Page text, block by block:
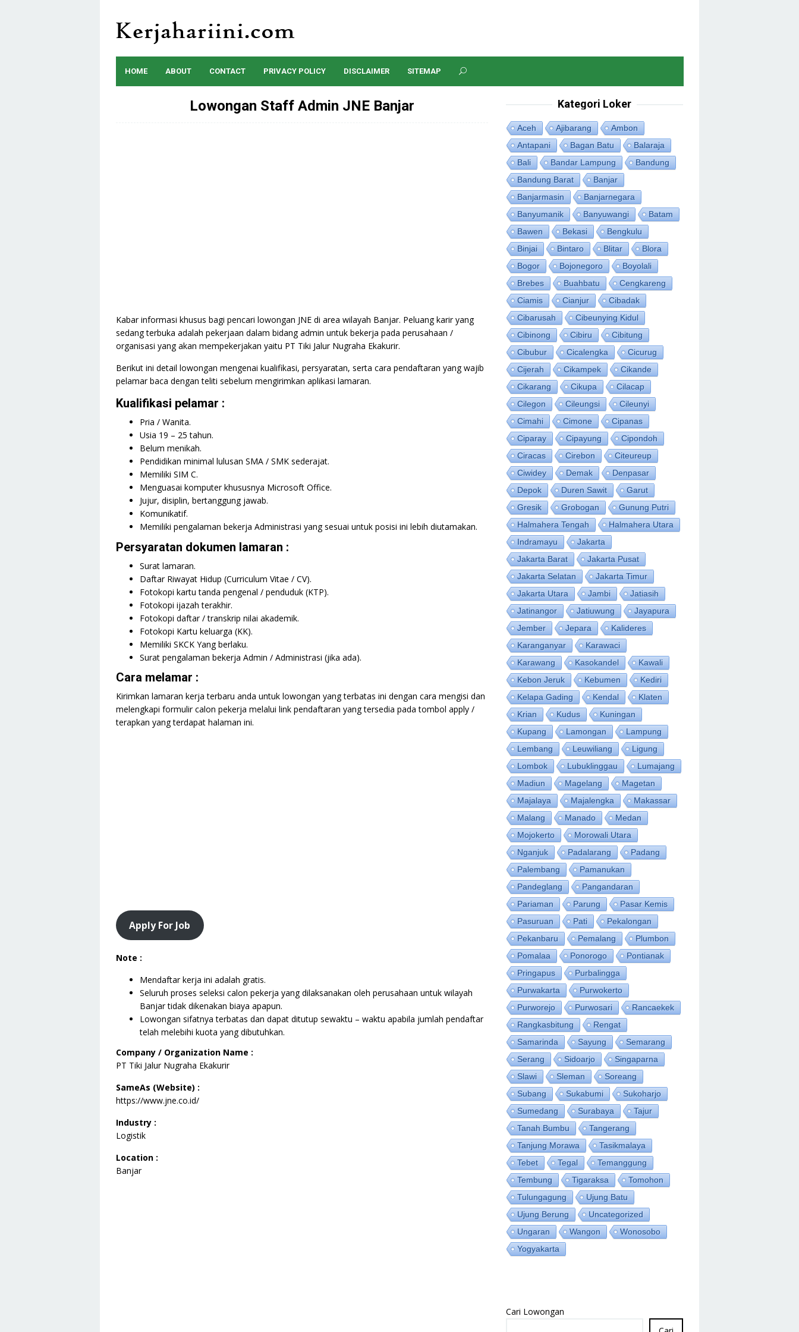
content
HOME ABOUT CONTACT PRIVACY POLICY DISCLAIMER SITEMAP
Lowongan Staff Admin JNE Banjar
Kabar informasi khusus bagi pencari lowongan JNE di area wilayah Banjar. Peluang karir yang
sedang terbuka adalah pekerjaan dalam bidang admin untuk bekerja pada perusahaan /
organisasi yang akan mempekerjakan yaitu PT Tiki Jalur Nugraha Ekakurir.
Berikut ini detail lowongan mengenai kualifikasi, persyaratan, serta cara pendaftaran yang wajib
pelamar baca dengan teliti sebelum mengirimkan aplikasi lamaran.
Kualifikasi pelamar :
Pria / Wanita.
Usia 19 – 25 tahun.
Belum menikah.
Pendidikan minimal lulusan SMA / SMK sederajat.
Memiliki SIM C.
Menguasai komputer khususnya Microsoft Office.
Jujur, disiplin, bertanggung jawab.
Komunikatif.
Memiliki pengalaman bekerja Administrasi yang sesuai untuk posisi ini lebih diutamakan.
Persyaratan dokumen lamaran :
Surat lamaran.
Daftar Riwayat Hidup (Curriculum Vitae / CV).
Fotokopi kartu tanda pengenal / penduduk (KTP).
Fotokopi ijazah terakhir.
Fotokopi daftar / transkrip nilai akademik.
Fotokopi Kartu keluarga (KK).
Memiliki SKCK Yang berlaku.
Surat pengalaman bekerja Admin / Administrasi (jika ada).
Cara melamar :
Kirimkan lamaran kerja terbaru anda untuk lowongan yang terbatas ini dengan cara mengisi dan
melengkapi formulir calon pekerja melalui link pendaftaran yang tersedia pada tombol apply /
terapkan yang terdapat halaman ini.
Apply For Job
Note :
Mendaftar kerja ini adalah gratis.
Seluruh proses seleksi calon pekerja yang dilaksanakan oleh perusahaan untuk wilayah
Banjar tidak dikenakan biaya apapun.
Lowongan sifatnya terbatas dan dapat ditutup sewaktu – waktu apabila jumlah pendaftar
telah melebihi kuota yang dibutuhkan.
Company / Organization Name :
PT Tiki Jalur Nugraha Ekakurir
SameAs (Website) :
https://www.jne.co.id/
Industry :
Logistik
Location :
Banjar
Kategori Loker
Aceh Ajibarang
Ambon
Antapani
Bagan Batu
Balaraja
Bali
Bandar Lampung
Bandung
Bandung Barat
Banjar
Banjarmasin
Banjarnegara
Banyumanik
Banyuwangi
Batam
Bawen
Bekasi
Bengkulu
Binjai
Bintaro Blitar
Blora
Bogor
Bojonegoro
Boyolali
Brebes
Buahbatu
Cengkareng
Ciamis
Cianjur
Cibadak
Cibarusah
Cibeunying Kidul
Cibinong
Cibiru
Cibitung
Cibubur
Cicalengka
Cicurug
Cijerah
Cikampek
Cikande
Cikarang
Cikupa
Cilacap
Cilegon
Cileungsi
Cileunyi
Cimahi
Cimone
Cipanas
Ciparay
Cipayung
Cipondoh
Ciracas
Cirebon
Citeureup
Ciwidey
Demak
Denpasar
Depok
Duren Sawit
Garut
Gresik
Grobogan
Gunung Putri
Halmahera Tengah
Halmahera Utara
Indramayu
Jakarta
Jakarta Barat
Jakarta Pusat
Jakarta Selatan
Jakarta Timur
Jakarta Utara
Jambi
Jatiasih
Jatinangor
Jatiuwung
Jayapura
Jember
Jepara
Kalideres
Karanganyar
Karawaci
Karawang
Kasokandel
Kawali
Kebon Jeruk
Kebumen
Kediri
Kelapa Gading
Kendal
Klaten
Krian
Kudus
Kuningan
Kupang
Lamongan
Lampung
Lembang
Leuwiliang
Ligung
Lombok
Lubuklinggau
Lumajang
Madiun
Magelang
Magetan
Majalaya
Majalengka
Makassar
Malang
Manado
Medan
Mojokerto
Morowali Utara
Nganjuk
Padalarang
Padang
Palembang
Pamanukan
Pandeglang
Pangandaran
Pariaman
Parung
Pasar Kemis
Pasuruan
Pati
Pekalongan
Pekanbaru
Pemalang
Plumbon
Pomalaa
Ponorogo
Pontianak
Pringapus
Purbalingga
Purwakarta
Purwokerto
Purworejo
Purwosari
Rancaekek
Rangkasbitung
Rengat
Samarinda
Sayung
Semarang
Serang
Sidoarjo
Singaparna
Slawi
Sleman
Soreang
Subang
Sukabumi
Sukoharjo
Sumedang
Surabaya
Tajur
Tanah Bumbu
Tangerang
Tanjung Morawa
Tasikmalaya
Tebet
Tegal
Temanggung
Tembung
Tigaraksa
Tomohon
Tulungagung
Ujung Batu
Ujung Berung
Uncategorized
Ungaran
Wangon
Wonosobo
Yogyakarta
Cari Lowongan